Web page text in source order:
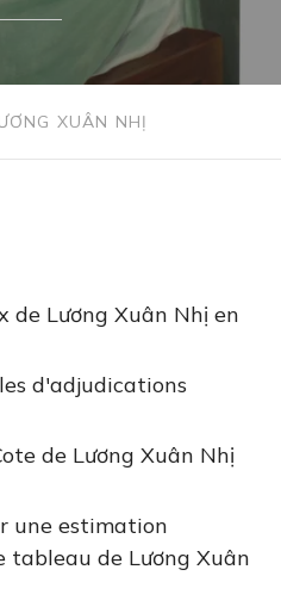
XUÂN NHỊ
de Lương Xuân Nhị en
d'adjudications
de Lương Xuân Nhị
une estimation
de Lương Xuân